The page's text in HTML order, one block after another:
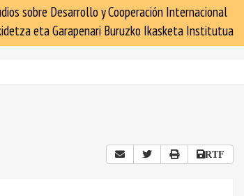
sobre Desarrollo y Cooperación Internacional
eta Garapenari Buruzko Ikasketa Institutua
RTF